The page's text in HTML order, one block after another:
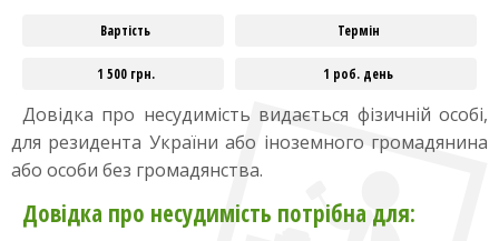
Вартість Термін
1 500 грн. 1 роб. день
Довідка про несудимість видається фізичній особі,
для резидента України або іноземного громадянина
або особи без громадянства.
Довідка про несудимість потрібна для: